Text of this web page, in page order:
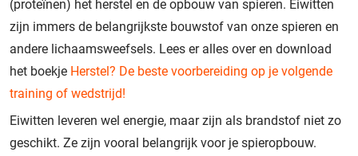
(proteïnen) het herstel en de opbouw van spieren. Eiwitten
zijn immers de belangrijkste bouwstof van onze spieren en
andere lichaamsweefsels. Lees er alles over en download
het boekje Herstel? De beste voorbereiding op je volgende
training of wedstrijd!
Eiwitten leveren wel energie, maar zijn als brandstof niet zo
geschikt. Ze zijn vooral belangrijk voor je spieropbouw.